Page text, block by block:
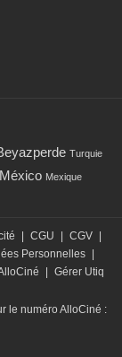
Turquie
Mexique
| CGU | CGV |
Personnelles |
| Gérer Utiq
le numéro AlloCiné :